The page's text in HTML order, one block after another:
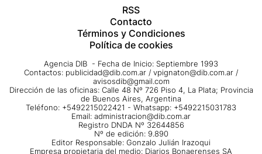
RSS
Contacto
Términos y Condiciones
Política de cookies
Agencia DIB - Fecha de Inicio: Septiembre 1993
Contactos: publicidad@dib.com.ar / vpignaton@dib.com.ar /
avisosdib@gmail.com
Dirección de las oficinas: Calle 48 Nº 726 Piso 4, La Plata; Provincia
de Buenos Aires, Argentina
Teléfono: +5492215022421 - Whatsapp: +5492215031783
Email: administracion@dib.com.ar
Registro DNDA Nº 32644856
Nº de edición: 9.890
Editor Responsable: Gonzalo Julián Irazoqui
Empresa propietaria del medio: Diarios Bonaerenses SA